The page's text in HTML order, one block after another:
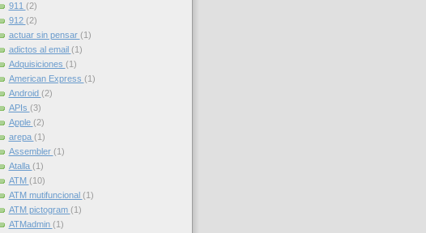
911 (2)
912 (2)
actuar sin pensar (1)
adictos al email (1)
Adquisiciones (1)
American Express (1)
Android (2)
APIs (3)
Apple (2)
arepa (1)
Assembler (1)
Atalla (1)
ATM (10)
ATM mutifuncional (1)
ATM pictogram (1)
ATMadmin (1)